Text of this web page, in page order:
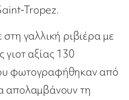
Tropez.
γαλλική ριβιέρα με
γιοτ αξίας 130
φωτογραφήθηκαν από
απολαμβάνουν τη